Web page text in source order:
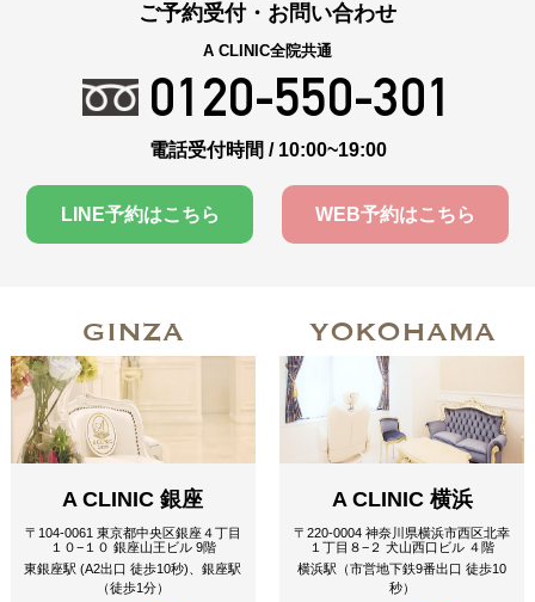
ご予約受付・お問い合わせ
A CLINIC全院共通
0120-550-301
電話受付時間 / 10:00~19:00
LINE予約はこちら WEB予約はこちら
GINZA
A CLINIC 銀座
〒104-0061 東京都中央区銀座４丁目
１０−１０ 銀座山王ビル 9階
東銀座駅 (A2出口 徒歩10秒)、銀座駅
（徒歩1分）
YOKOHAMA
A CLINIC 横浜
〒220-0004 神奈川県横浜市西区北幸
１丁目８−２ 犬山西口ビル ４階
横浜駅（市営地下鉄9番出口 徒歩10
秒）